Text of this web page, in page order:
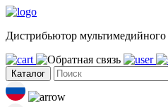
Дистрибьютор мультимедийного
Каталог